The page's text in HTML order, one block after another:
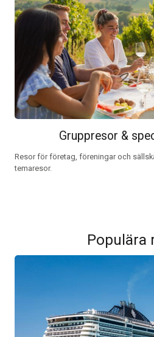
Gruppresor &
Resor för företag, föreningar och
temaresor.
Populära